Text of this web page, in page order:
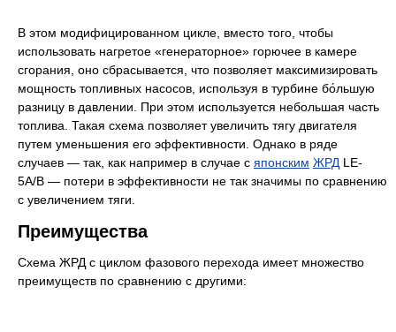
В этом модифицированном цикле, вместо того, чтобы
использовать нагретое «генераторное» горючее в камере
сгорания, оно сбрасывается, что позволяет максимизировать
мощность топливных насосов, используя в турбине бо́льшую
разницу в давлении. При этом используется небольшая часть
топлива. Такая схема позволяет увеличить тягу двигателя
путем уменьшения его эффективности. Однако в ряде
случаев — так, как например в случае с японским ЖРДLE-
5A/B — потери в эффективности не так значимы по сравнению
с увеличением тяги.
Преимущества
Схема ЖРД с циклом фазового перехода имеет множество
преимуществ по сравнению с другими: